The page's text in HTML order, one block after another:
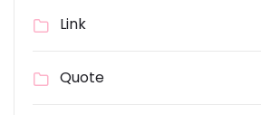
Link
Quote